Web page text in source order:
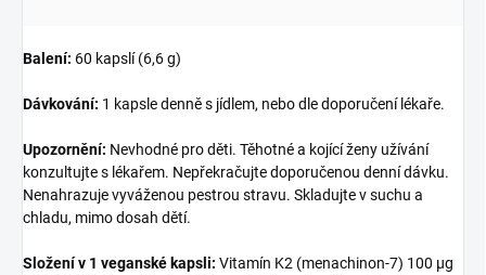
Balení: 60 kapslí (6,6 g)
Dávkování: 1 kapsle denně s jídlem, nebo dle doporučení lékaře.
Upozornění: Nevhodné pro děti. Těhotné a kojící ženy užívání
konzultujte s lékařem. Nepřekračujte doporučenou denní dávku.
Nenahrazuje vyváženou pestrou stravu. Skladujte v suchu a
chladu, mimo dosah dětí.
Složení v 1 veganské kapsli: Vitamín K2 (menachinon-7) 100 µg